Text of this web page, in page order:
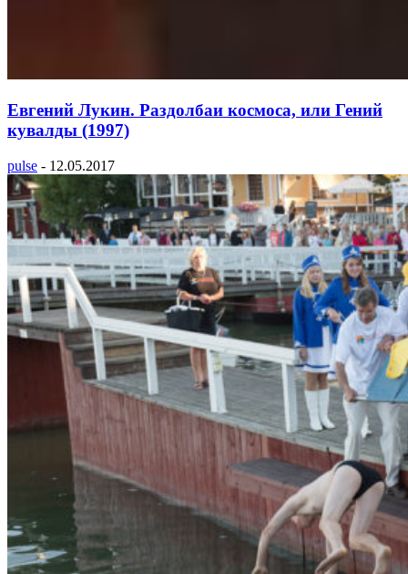
Евгений Лукин. Раздолбаи космоса, или Гений
кувалды (1997)
pulse - 12.05.2017